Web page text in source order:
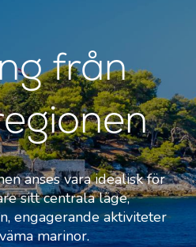
från
anses vara idealisk för
sitt centrala läge,
engagerande aktiviteter
marinor.